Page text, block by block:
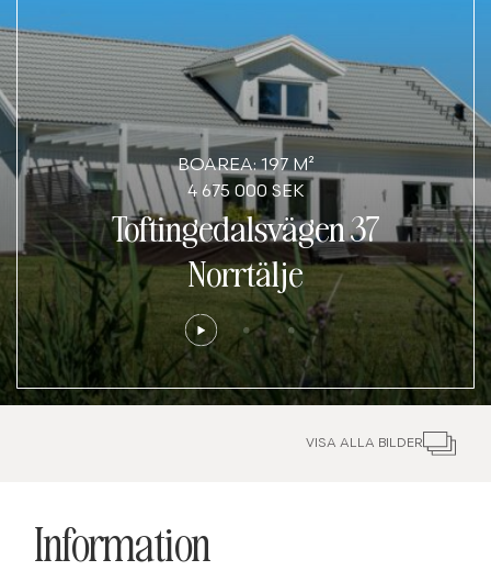
BOAREA: 197 M²
4 675 000 SEK
Toftingedalsvägen 37
Norrtälje
VISA ALLA BILDER
Information